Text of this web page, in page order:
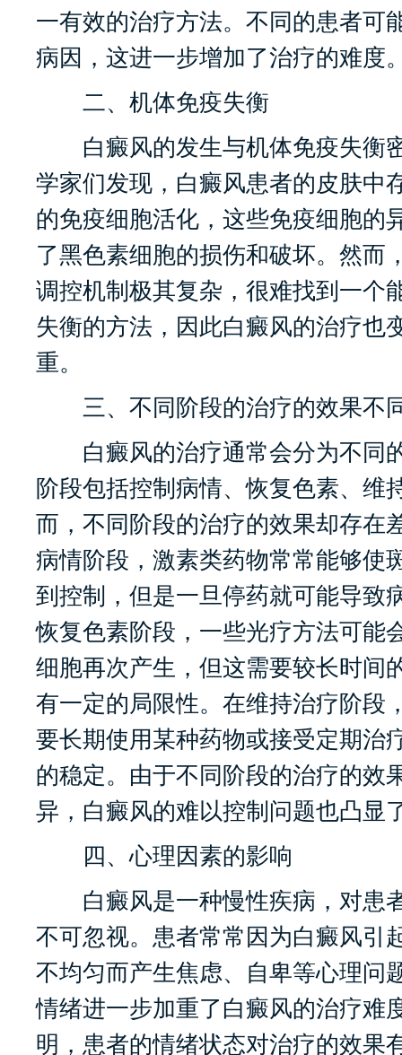
一有效的治疗方法。不同的患者可
病因，这进一步增加了治疗的难度
二、机体免疫失衡
白癜风的发生与机体免疫失衡
学家们发现，白癜风患者的皮肤中
的免疫细胞活化，这些免疫细胞的
了黑色素细胞的损伤和破坏。然而
调控机制极其复杂，很难找到一个
失衡的方法，因此白癜风的治疗也
重。
三、不同阶段的治疗的效果不
白癜风的治疗通常会分为不同
阶段包括控制病情、恢复色素、维
而，不同阶段的治疗的效果却存在
病情阶段，激素类药物常常能够使
到控制，但是一旦停药就可能导致
恢复色素阶段，一些光疗方法可能
细胞再次产生，但这需要较长时间
有一定的局限性。在维持治疗阶段
要长期使用某种药物或接受定期治
的稳定。由于不同阶段的治疗的效
异，白癜风的难以控制问题也凸显
四、心理因素的影响
白癜风是一种慢性疾病，对患
不可忽视。患者常常因为白癜风引
不均匀而产生焦虑、自卑等心理问
情绪进一步加重了白癜风的治疗难
明，患者的情绪状态对治疗的效果